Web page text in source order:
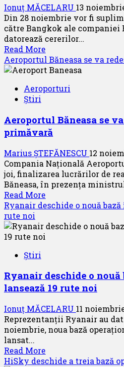
de
pe
Aeroportul
Internațional
Mare
Ionuț MĂCELARU 13
Din 28 noiembrie vor fi
către Bangkok ale companiei
datorează cererilor...
Read More
more
about
suplimentează
Bangkok
Aeroportul Băneasa se va
Aeroporturi
Știri
Aeroportul Băneasa se
primăvară
Marius ȘTEFĂNESCU 12
Compania Naţională
joi, finalizarea lucrărilor de
Băneasa, în prezenţa
Read More
more
Aeroportul
la
primăvară
Ryanair deschide o nouă
rute noi
Știri
Ryanair deschide o
lansează 19 rute noi
Ionuț MĂCELARU 11
Reprezentanții Ryanair au
noiembrie, noua bază
lansat...
Read More
more
HiSky deschide a treia bază